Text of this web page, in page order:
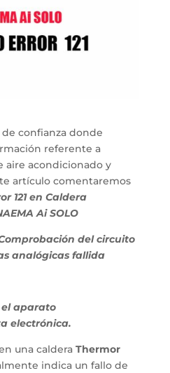
confianza donde
referente a
aire acondicionado y
artículo comentaremos
121 en Caldera
Ai SOLO
del circuito
analógicas fallida
aparato
electrónica.
una caldera Thermor
indica un fallo de